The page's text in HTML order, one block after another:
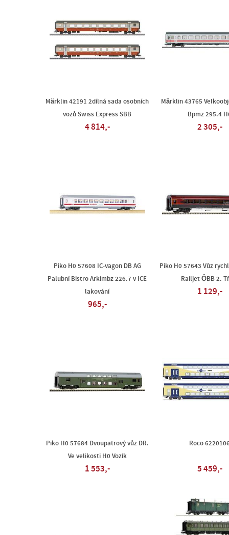
Märklin 42191 2dílná sada osobních
vozů Swiss Express SBB
4 814,-
Märklin 43765
Bpmz 295.4
2 305,-
Piko H0 57608 IC-vagon DB AG
Palubní Bistro Arkimbz 226.7 v ICE
lakování
965,-
Piko H0 57643 Vůz
Railjet ÖBB 2.
1 129,-
Piko H0 57684 Dvoupatrový vůz DR.
Ve velikosti H0 Vozík
1 553,-
Roco
5 459,-